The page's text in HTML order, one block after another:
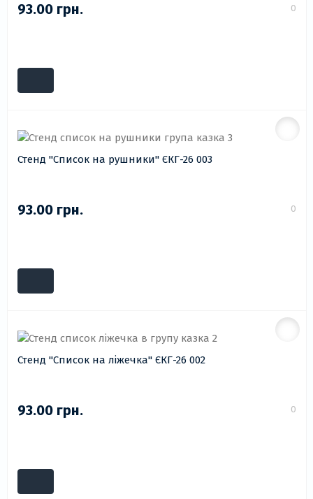
93.00 грн. 0
Стенд "Список на рушники" ЄКГ-26 003
93.00 грн. 0
Стенд "Список на ліжечка" ЄКГ-26 002
93.00 грн. 0